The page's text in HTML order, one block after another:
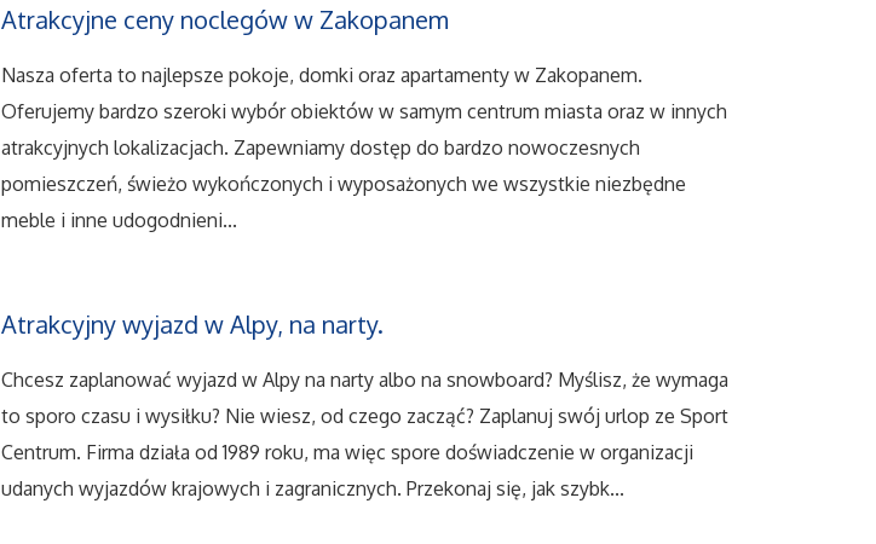
Atrakcyjne ceny noclegów w Zakopanem
Nasza oferta to najlepsze pokoje, domki oraz apartamenty w Zakopanem.
Oferujemy bardzo szeroki wybór obiektów w samym centrum miasta oraz w innych
atrakcyjnych lokalizacjach. Zapewniamy dostęp do bardzo nowoczesnych
pomieszczeń, świeżo wykończonych i wyposażonych we wszystkie niezbędne
meble i inne udogodnieni...
Atrakcyjny wyjazd w Alpy, na narty.
Chcesz zaplanować wyjazd w Alpy na narty albo na snowboard? Myślisz, że wymaga
to sporo czasu i wysiłku? Nie wiesz, od czego zacząć? Zaplanuj swój urlop ze Sport
Centrum. Firma działa od 1989 roku, ma więc spore doświadczenie w organizacji
udanych wyjazdów krajowych i zagranicznych. Przekonaj się, jak szybk...